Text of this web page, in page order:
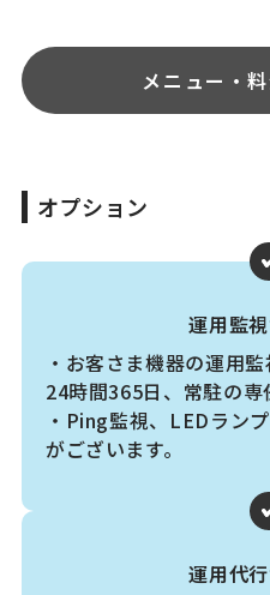
メニュー・
オプション
運用監
・お客さま機器の運用
24時間365日、常駐の専
・Ping監視、LEDラン
がございます。
運用代